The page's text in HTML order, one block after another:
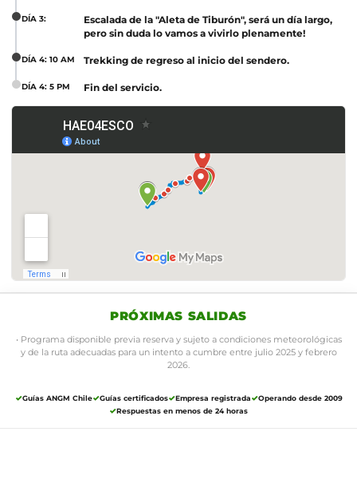
DÍA 3:
Escalada de la "Aleta de Tiburón", será un día largo,
pero sin duda lo vamos a vivirlo plenamente!
DÍA 4: 10 AM Trekking de regreso al inicio del sendero.
DÍA 4: 5 PM Fin del servicio.
activar el mapa
Guías ANGM Chile Guías certificados Empresa registrada
Operando desde 2009
Respuestas en menos de 24 horas
PRÓXIMAS SALIDAS
• Programa disponible previa reserva y sujeto a condiciones meteorológicas
y de la ruta adecuadas para un intento a cumbre entre julio 2025 y febrero
2026.